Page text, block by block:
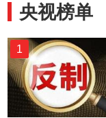
央视榜单
1